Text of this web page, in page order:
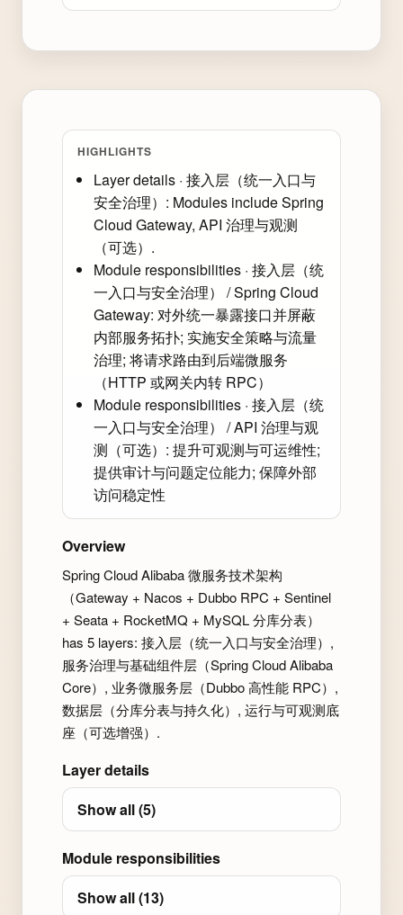
HIGHLIGHTS
Layer details · 接入层（统一入口与
安全治理）: Modules include Spring
Cloud Gateway, API 治理与观测
（可选）.
Module responsibilities · 接入层（统
一入口与安全治理） / Spring Cloud
Gateway: 对外统一暴露接口并屏蔽
内部服务拓扑; 实施安全策略与流量
治理; 将请求路由到后端微服务
（HTTP 或网关内转 RPC）
Module responsibilities · 接入层（统
一入口与安全治理） / API 治理与观
测（可选）: 提升可观测与可运维性;
提供审计与问题定位能力; 保障外部
访问稳定性
Overview
Spring Cloud Alibaba 微服务技术架构
（Gateway + Nacos + Dubbo RPC + Sentinel
+ Seata + RocketMQ + MySQL 分库分表）
has 5 layers: 接入层（统一入口与安全治理）,
服务治理与基础组件层（Spring Cloud Alibaba
Core）, 业务微服务层（Dubbo 高性能 RPC）,
数据层（分库分表与持久化）, 运行与可观测底
座（可选增强）.
Layer details
Show all (5)
Module responsibilities
Show all (13)